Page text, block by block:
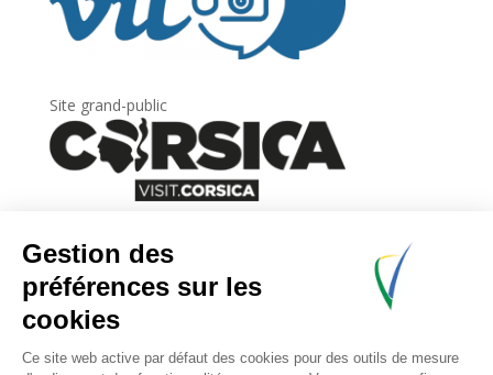
Site grand-public
Newsletter
Inscrivez-vous àla lettre d’information
l’Agence du tourisme de la Corse.